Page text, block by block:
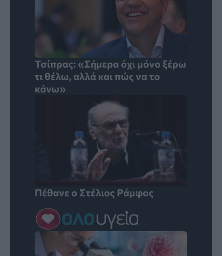
Τσίπρας: «Σήμερα όχι μόνο ξέρω
τι θέλω, αλλά και πώς να το
κάνω»
Πέθανε ο Στέλιος Ράμφος